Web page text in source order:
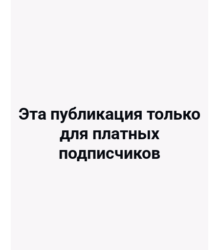
Эта публикация только
для платных
подписчиков